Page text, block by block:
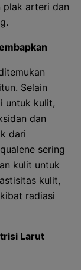
plak arteri dan
Selain
untuk kulit,
dan
dari
sering
kulit untuk
kulit,
radiasi
Larut